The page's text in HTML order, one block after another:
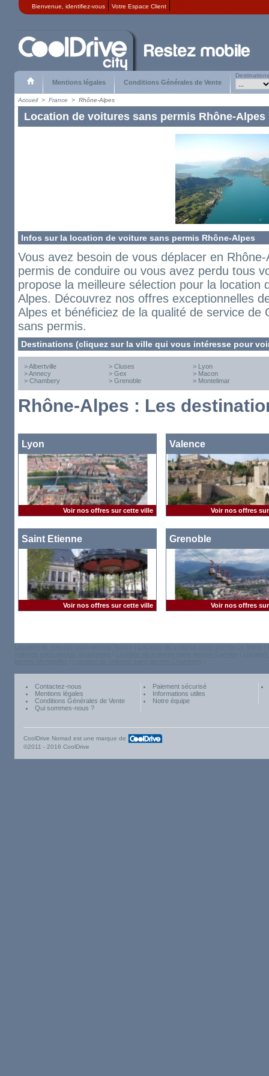
Bienvenue, identifiez-vous Votre Espace Client
Mentions légales Conditions Générales de Vente
Destinations
Accueil > France > Rhône-Alpes
Location de voitures sans permis Rhône-Alpes
Infos sur la location de voiture sans permis Rhône-Alpes
Vous avez besoin de vous déplacer en
permis de conduire ou vous avez perdu tous
propose la meilleure sélection pour la location
Alpes. Découvrez nos offres exceptionnelles
Alpes et bénéficiez de la qualité de service de
sans permis.
Destinations (cliquez sur la ville qui vous intéresse pour
>Albertville
>Annecy
> Chambery
> Cluses
> Gex
> Grenoble
> Lyon
> Macon
> Montelimar
Rhône-Alpes : Les
Lyon
Voir nos offres sur cette ville
Valence
Voir nos offres
Saint Etienne
Voir nos offres sur cette ville
Grenoble
Voir nos offres
Contactez-nous
Mentions légales
Conditions Générales de Vente
Qui sommes-nous ?
Paiement sécurisé
Informations utiles
Notre équipe
CoolDrive Nomad est une marque de
©2011 - 2016 CoolDrive